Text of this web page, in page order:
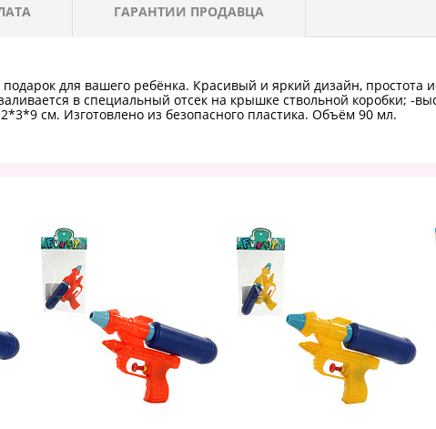
ГАРАНТИИ ПРОДАВЦА
для вашего ребёнка. Красивый и яркий дизайн,
в специальный отсек на крышке ствольной коробки; -
см. Изготовлено из безопасного пластика. Объём 90 мл.